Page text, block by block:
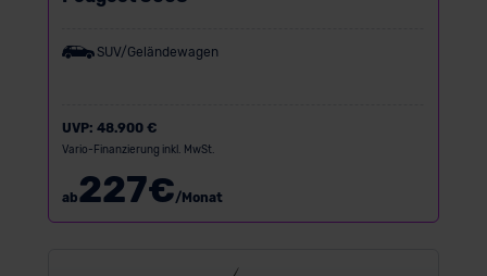
SUV/Geländewagen
UVP: 48.900 €
Vario-Finanzierung inkl. MwSt.
ab227€/Monat